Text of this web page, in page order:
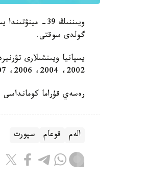
گولدى سوقتى.
2002، 2004، 2006، 2007، 2011، 2012، 2015-جىلدار اراسىندا جەڭىمپاز اتانعان.
رەسەي قۇراما
الەم قوعام سپورت